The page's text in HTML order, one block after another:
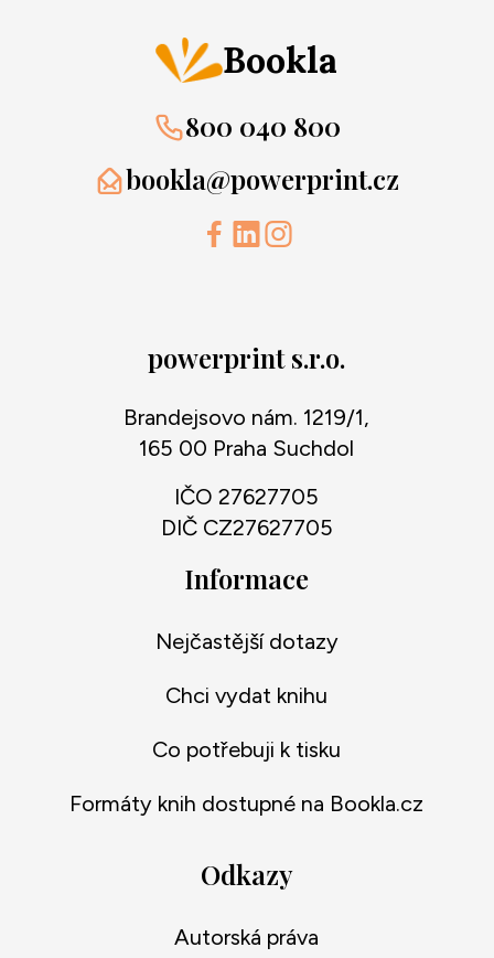
Bookla
800 040 800
bookla@powerprint.cz
powerprint s.r.o.
Brandejsovo nám. 1219/1,
165 00 Praha Suchdol
IČO 27627705
DIČ CZ27627705
Informace
Nejčastější dotazy
Chci vydat knihu
Co potřebuji k tisku
Formáty knih dostupné na Bookla.cz
Odkazy
Autorská práva